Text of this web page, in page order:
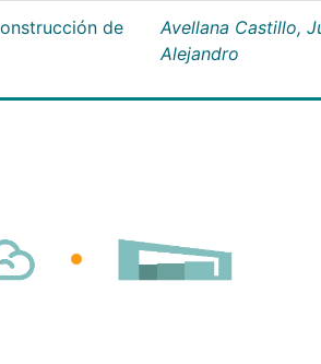
de
Avellana Castillo,
Alejandro